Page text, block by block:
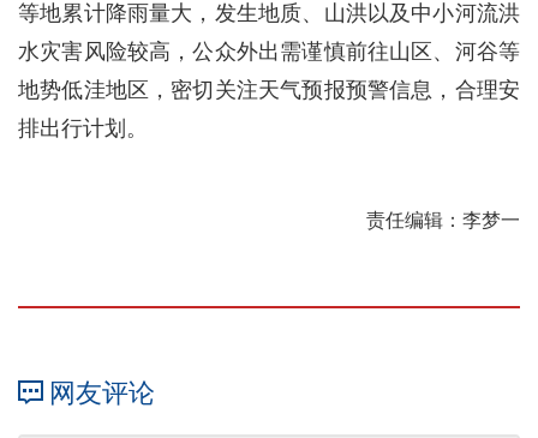
等地累计降雨量大，发生地质、山洪以及中小河流洪
水灾害风险较高，公众外出需谨慎前往山区、河谷等
地势低洼地区，密切关注天气预报预警信息，合理安
排出行计划。
责任编辑：李梦一
网友评论